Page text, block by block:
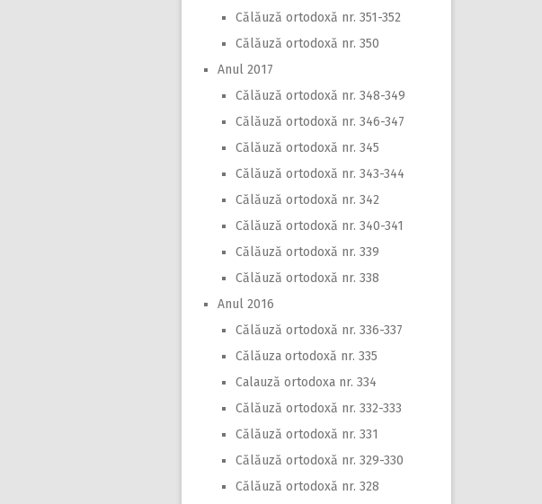
Călăuză ortodoxă nr. 351-352
Călăuză ortodoxă nr. 350
Anul 2017
Călăuză ortodoxă nr. 348-349
Călăuză ortodoxă nr. 346-347
Călăuză ortodoxă nr. 345
Călăuză ortodoxă nr. 343-344
Călăuză ortodoxă nr. 342
Călăuză ortodoxă nr. 340-341
Călăuză ortodoxă nr. 339
Călăuză ortodoxă nr. 338
Anul 2016
Călăuză ortodoxă nr. 336-337
Călăuza ortodoxă nr. 335
Calauză ortodoxa nr. 334
Călăuză ortodoxă nr. 332-333
Călăuză ortodoxă nr. 331
Călăuză ortodoxă nr. 329-330
Călăuză ortodoxă nr. 328